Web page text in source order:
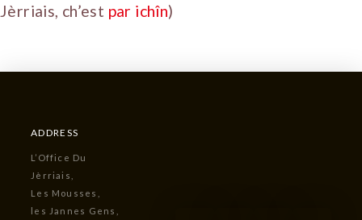
Jèrriais, ch’est par ichîn)
ADDRESS
L’Office Du
Jèrriais,
Les Mousses,
les Jannes Gens,